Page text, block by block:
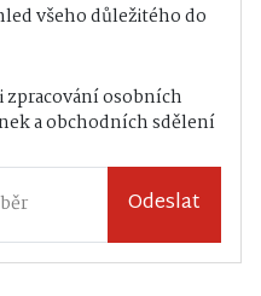
všeho důležitého do
zpracování osobních
a obchodních sdělení
Odeslat